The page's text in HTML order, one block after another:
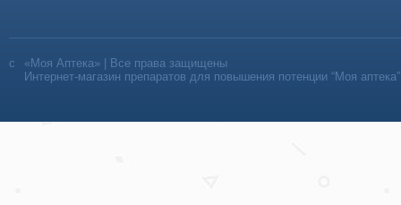
«Моя Аптека» | Все права защищены
Интернет-магазин препаратов для повышения потенции “Моя